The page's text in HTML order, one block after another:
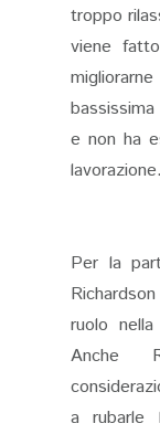
troppo
viene
e non ha
lavorazione.
Per la
ruolo
Anche
a rubarle